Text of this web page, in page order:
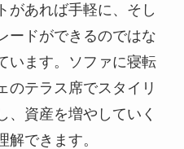
があれば手軽に、そし
ードができるのではな
います。ソファに寝転
のテラス席でスタイリ
、資産を増やしていく
できます。